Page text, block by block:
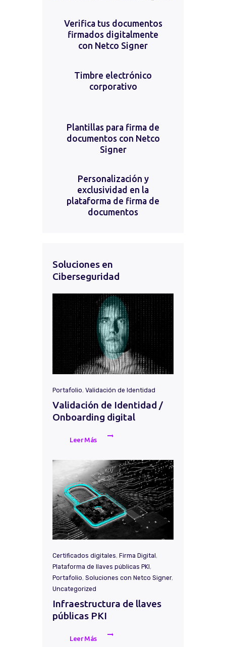
Verifica tus documentos
firmados digitalmente
con Netco Signer
Timbre electrónico
corporativo
Plantillas para firma de
documentos con Netco
Signer
Personalización y
exclusividad en la
plataforma de firma de
documentos
Soluciones en
Ciberseguridad
Portafolio, Validación de Identidad
Validación de Identidad /
Onboarding digital
Leer Más
Certificados digitales, Firma Digital,
Plataforma de llaves públicas PKI,
Portafolio, Soluciones con Netco Signer,
Uncategorized
Infraestructura de llaves
públicas PKI
Leer Más